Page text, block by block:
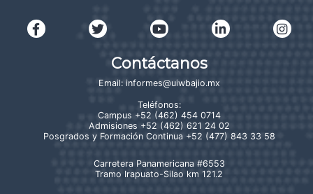
Contáctanos
Email: informes@uiwbajio.mx
Teléfonos:
Campus +52 (462) 454 0714
Admisiones +52 (462) 621 24 02
Posgrados y Formación Continua +52 (477) 843 33 58
Carretera Panamericana #6553
Tramo Irapuato-Silao km 121.2